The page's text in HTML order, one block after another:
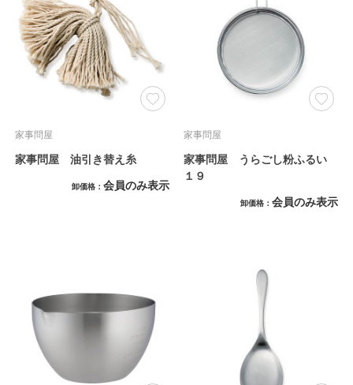
家事問屋
家事問屋 油引き替え糸
卸価格 会員のみ表示
家事問屋
家事問屋 うらごし粉ふるい
１９
卸価格 会員のみ表示